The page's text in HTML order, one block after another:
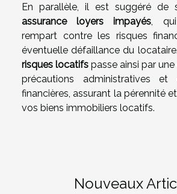
En parallèle, il est suggéré de
assurance loyers impayés ,
rempart contre les risques
éventuelle défaillance du
risques locatifs passe ainsi par
précautions administratives et
financières, assurant la pérennité
vos biens immobiliers locatifs.
Nouveaux